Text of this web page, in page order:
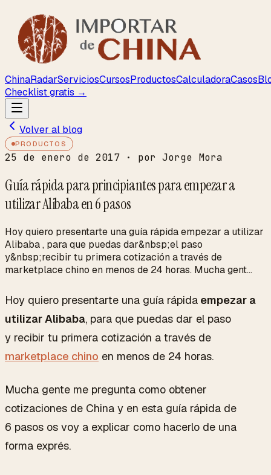
ChinaRadarServiciosCursosProductosCalculadoraCasos
Checklist gratis →
Volver al blog
PRODUCTOS
25 de enero de 2017 · por Jorge Mora
Guía rápida para principiantes para empezar a
utilizar Alibaba en 6 pasos
Hoy quiero presentarte una guía rápida empezar a utilizar
Alibaba , para que puedas dar&nbsp;el paso
y&nbsp;recibir tu primera cotización a través de
marketplace chino en menos de 24 horas. Mucha gent...
Hoy quiero presentarte una guía rápida empezar a
utilizar Alibaba, para que puedas dar el paso
y recibir tu primera cotización a través de
marketplace chino en menos de 24 horas.
Mucha gente me pregunta como obtener
cotizaciones de China y en esta guía rápida de
6 pasos os voy a explicar como hacerlo de una
forma exprés.